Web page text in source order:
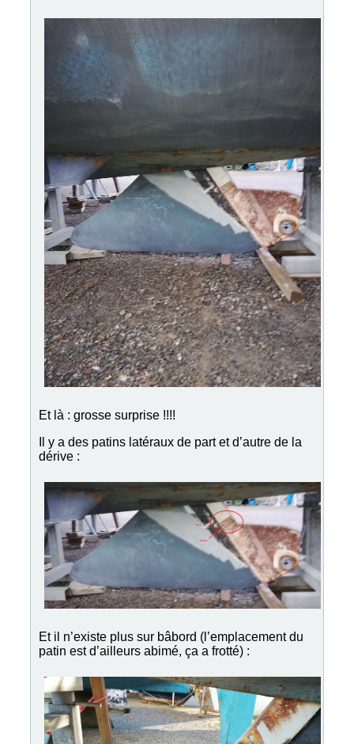
Et là : grosse surprise !!!!
Il y a des patins latéraux de part et d’autre de la
dérive :
Et il n’existe plus sur bâbord (l’emplacement du
patin est d’ailleurs abimé, ça a frotté) :